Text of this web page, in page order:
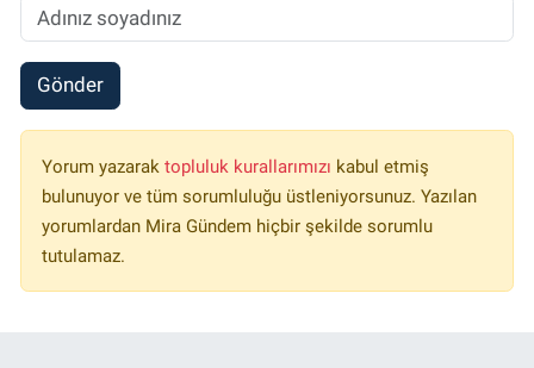
Gönder
Yorum yazarak topluluk kurallarımızı kabul etmiş
bulunuyor ve tüm sorumluluğu üstleniyorsunuz. Yazılan
yorumlardan Mira Gündem hiçbir şekilde sorumlu
tutulamaz.